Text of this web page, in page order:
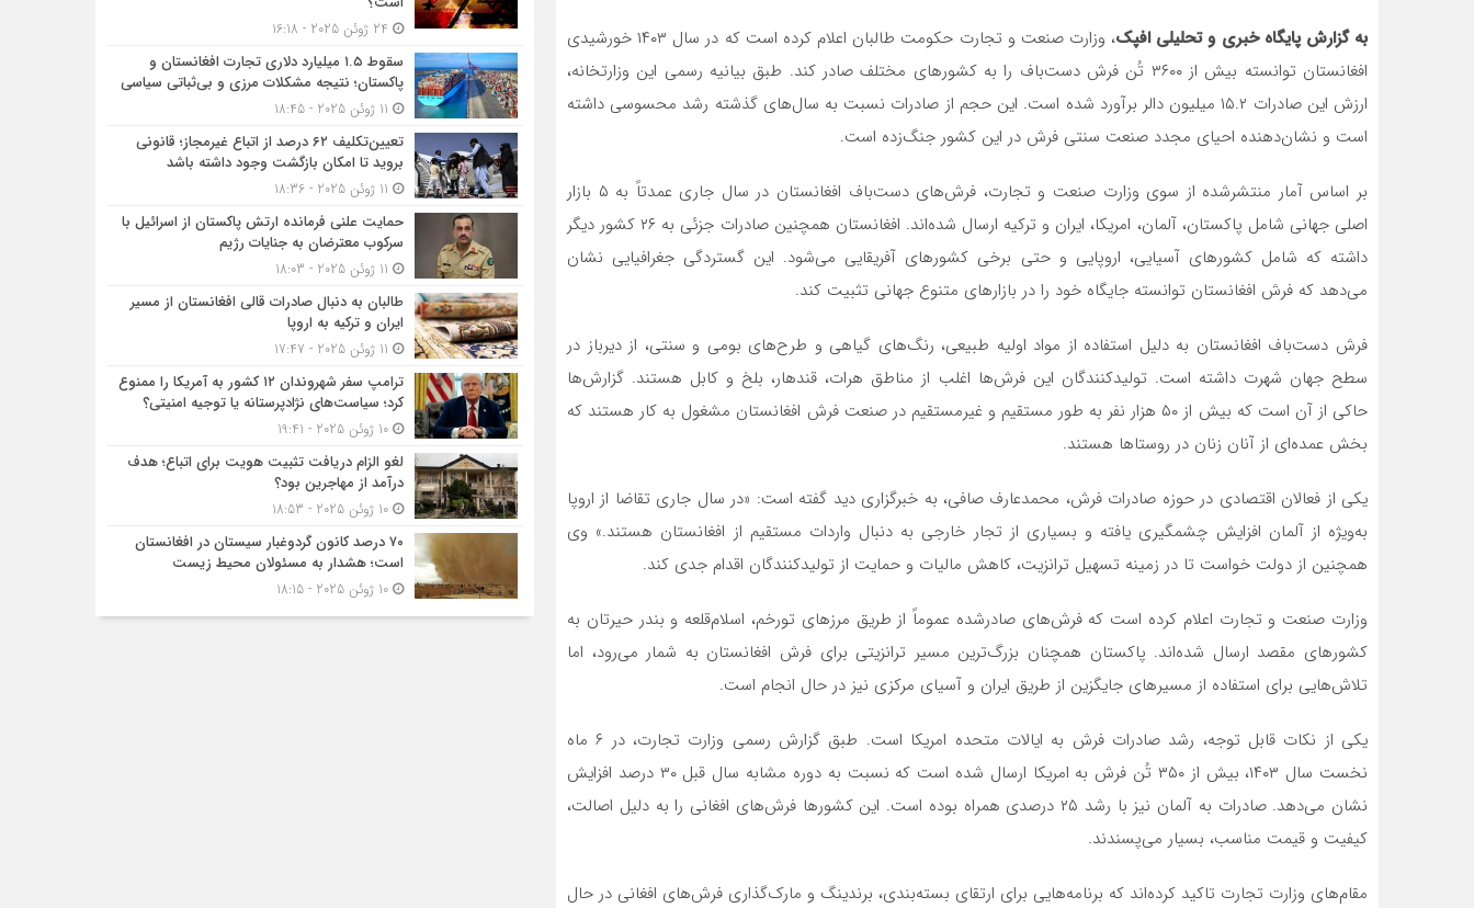
به گزارش پایگاه خبری و تحلیلی افپک
، وزارت صنعت و تجارت حکومت طالبان اعلام کرده است که در سال ۱۴۰۳ خورشیدی
افغانستان توانسته بیش از ۳۶۰۰ تُن فرش دست‌باف را به کشورهای مختلف صادر کند. طبق بیانیه رسمی این وزارتخانه،
ارزش این صادرات ۱۵.۲ میلیون دالر برآورد شده است. این حجم از صادرات نسبت به سال‌های گذشته رشد محسوسی داشته
است و نشان‌دهنده احیای مجدد صنعت سنتی فرش در این کشور جنگ‌زده است.
بر اساس آمار منتشرشده از سوی وزارت صنعت و تجارت، فرش‌های دست‌باف افغانستان در سال جاری عمدتاً به ۵ بازار
اصلی جهانی شامل پاکستان، آلمان، امریکا، ایران و ترکیه ارسال شده‌اند. افغانستان همچنین صادرات جزئی به ۲۶ کشور دیگر
داشته که شامل کشورهای آسیایی، اروپایی و حتی برخی کشورهای آفریقایی می‌شود. این گستردگی جغرافیایی نشان
می‌دهد که فرش افغانستان توانسته جایگاه خود را در بازارهای متنوع جهانی تثبیت کند.
فرش دست‌باف افغانستان به دلیل استفاده از مواد اولیه طبیعی، رنگ‌های گیاهی و طرح‌های بومی و سنتی، از دیرباز در
سطح جهان شهرت داشته است. تولیدکنندگان این فرش‌ها اغلب از مناطق هرات، قندهار، بلخ و کابل هستند. گزارش‌ها
حاکی از آن است که بیش از ۵۰ هزار نفر به طور مستقیم و غیرمستقیم در صنعت فرش افغانستان مشغول به کار هستند که
بخش عمده‌ای از آنان زنان در روستاها هستند.
یکی از فعالان اقتصادی در حوزه صادرات فرش، محمدعارف صافی، به خبرگزاری دید گفته است: «در سال جاری تقاضا از اروپا
به‌ویژه از آلمان افزایش چشمگیری یافته و بسیاری از تجار خارجی به دنبال واردات مستقیم از افغانستان هستند.» وی
همچنین از دولت خواست تا در زمینه تسهیل ترانزیت، کاهش مالیات و حمایت از تولیدکنندگان اقدام جدی کند.
وزارت صنعت و تجارت اعلام کرده است که فرش‌های صادرشده عموماً از طریق مرزهای تورخم، اسلام‌قلعه و بندر حیرتان به
کشورهای مقصد ارسال شده‌اند. پاکستان همچنان بزرگ‌ترین مسیر ترانزیتی برای فرش افغانستان به شمار می‌رود، اما
تلاش‌هایی برای استفاده از مسیرهای جایگزین از طریق ایران و آسیای مرکزی نیز در حال انجام است.
یکی از نکات قابل توجه، رشد صادرات فرش به ایالات متحده امریکا است. طبق گزارش رسمی وزارت تجارت، در ۶ ماه
نخست سال ۱۴۰۳، بیش از ۳۵۰ تُن فرش به امریکا ارسال شده است که نسبت به دوره مشابه سال قبل ۳۰ درصد افزایش
نشان می‌دهد. صادرات به آلمان نیز با رشد ۲۵ درصدی همراه بوده است. این کشورها فرش‌های افغانی را به دلیل اصالت،
کیفیت و قیمت مناسب، بسیار می‌پسندند.
مقام‌های وزارت تجارت تاکید کرده‌اند که برنامه‌هایی برای ارتقای بسته‌بندی، برندینگ و مارک‌گذاری فرش‌های افغانی در حال
سقوط ۱.۵ میلیارد دلاری تجارت افغانستان و
پاکستان؛ نتیجه مشکلات مرزی و بی‌ثباتی سیاسی
تعیین‌تکلیف ۶۲ درصد از اتباع غیرمجاز؛ قانونی
بروید تا امکان بازگشت وجود داشته باشد
حمایت علنی فرمانده ارتش پاکستان از اسرائیل با
سرکوب معترضان به جنایات رژیم
طالبان به دنبال صادرات قالی افغانستان از مسیر
ایران و ترکیه به اروپا
ترامپ سفر شهروندان ۱۲ کشور به آمریکا را ممنوع
کرد؛ سیاست‌های نژادپرستانه یا توجیه امنیتی؟
10 ژوئن 2025 - 19:41
لغو الزام دریافت تثبیت هویت برای اتباع؛ هدف
درآمد از مهاجرین بود؟
10 ژوئن 2025 - 18:53
۷۰ درصد کانون گردوغبار سیستان در افغانستان
است؛ هشدار به مسئولان محیط زیست
10 ژوئن 2025 - 18:15